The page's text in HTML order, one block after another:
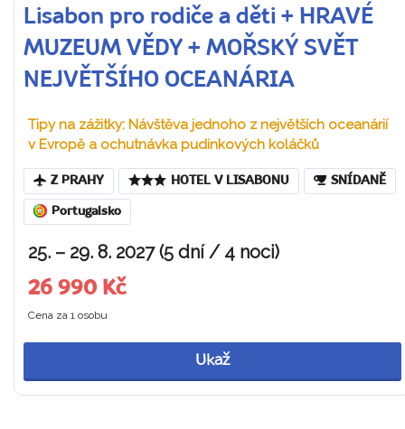
Lisabon pro rodiče a děti + HRAVÉ
MUZEUM VĚDY + MOŘSKÝ SVĚT
NEJVĚTŠÍHO OCEANÁRIA
Tipy na zážitky: Návštěva jednoho z největších oceanárií
v Evropě a ochutnávka pudinkových koláčků
Z PRAHY HOTEL V LISABONU SNÍDANĚ
Portugalsko
25. – 29. 8. 2027 (5 dní / 4 noci)
26 990 Kč
Cena za 1 osobu
Ukaž